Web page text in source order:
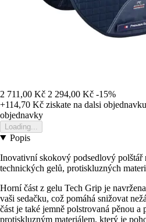
2 711,00 Kč 2 294,00 Kč -15%
+114,70 Kč ziskate na dalsi objednavku
objednavky
Loading...
Popis
Inovativní skokový podsedlový polštář
technických gelů, protiskluzných
Horní část z gelu Tech Grip je
vaši sedačku, což pomáhá snižovat
část je také jemně polstrovaná pěnou a
protiskluzným materiálem, který je